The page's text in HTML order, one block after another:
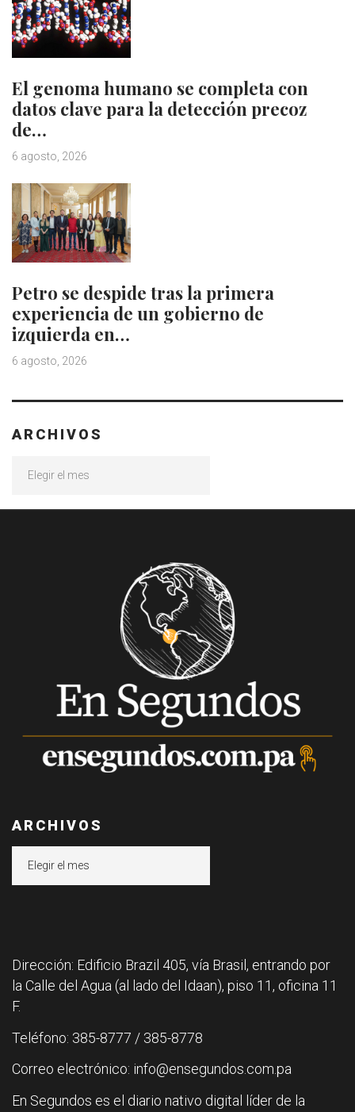
El genoma humano se completa con
datos clave para la detección precoz
de…
6 agosto, 2026
Petro se despide tras la primera
experiencia de un gobierno de
izquierda en…
6 agosto, 2026
ARCHIVOS
ARCHIVOS
Dirección: Edificio Brazil 405, vía Brasil, entrando por
la Calle del Agua (al lado del Idaan), piso 11, oficina 11
F.
Teléfono: 385-8777 / 385-8778
Correo electrónico: info@ensegundos.com.pa
En Segundos es el diario nativo digital líder de la